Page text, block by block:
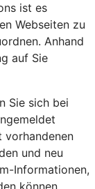
ist es
Webseiten zu
Anhand
auf Sie
Sie sich bei
vorhandenen
und neu
Informationen,
können,